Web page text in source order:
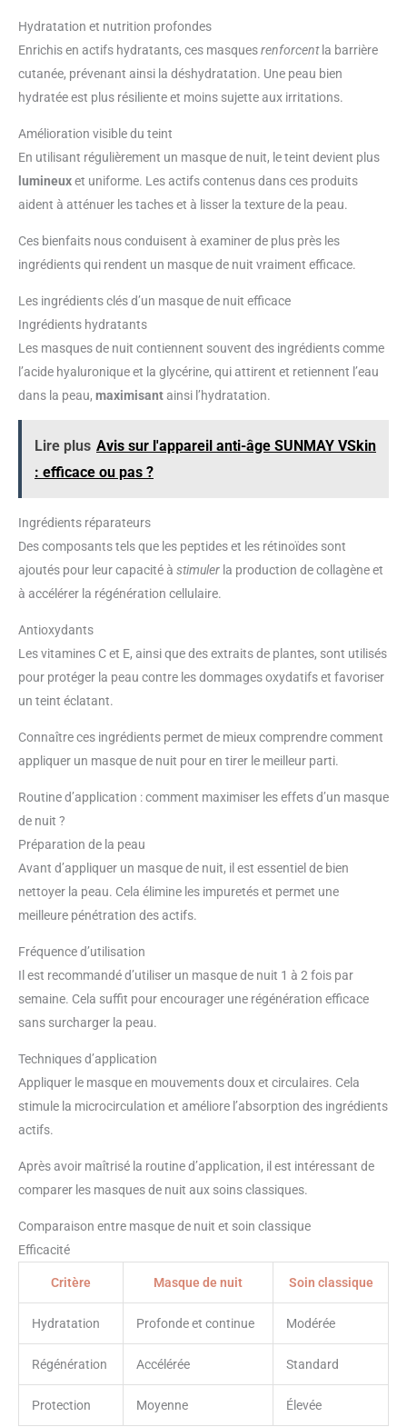
Hydratation et nutrition profondes
Enrichis en actifs hydratants, ces masquesrenforcentla barrière
cutanée, prévenant ainsi la déshydratation. Une peau bien
hydratée est plus résiliente et moins sujette aux irritations.
Amélioration visible du teint
En utilisant régulièrement un masque de nuit, le teint devient plus
lumineuxet uniforme. Les actifs contenus dans ces produits
aident à atténuer les taches et à lisser la texture de la peau.
Ces bienfaits nous conduisent à examiner de plus près les
ingrédients qui rendent un masque de nuit vraiment efficace.
Les ingrédients clés d’un masque de nuit efficace
Ingrédients hydratants
Les masques de nuit contiennent souvent des ingrédients comme
l’acide hyaluronique et la glycérine, qui attirent et retiennent l’eau
dans la peau, maximisantainsi l’hydratation.
Lire plus Avis sur l'appareil anti-âge SUNMAY VSkin
: efficace ou pas ?
Ingrédients réparateurs
Des composants tels que les peptides et les rétinoïdes sont
ajoutés pour leur capacité à stimuler la production de collagène et
à accélérer la régénération cellulaire.
Antioxydants
Les vitamines C et E, ainsi que des extraits de plantes, sont utilisés
pour protéger la peau contre les dommages oxydatifs et favoriser
un teint éclatant.
Connaître ces ingrédients permet de mieux comprendre comment
appliquer un masque de nuit pour en tirer le meilleur parti.
Routine d’application : comment maximiser les effets d’un masque
de nuit ?
Préparation de la peau
Avant d’appliquer un masque de nuit, il est essentiel de bien
nettoyer la peau. Cela élimine les impuretés et permet une
meilleure pénétration des actifs.
Fréquence d’utilisation
Il est recommandé d’utiliser un masque de nuit 1 à 2 fois par
semaine. Cela suffit pour encourager une régénération efficace
sans surcharger la peau.
Techniques d’application
Appliquer le masque en mouvements doux et circulaires. Cela
stimule la microcirculation et améliore l’absorption des ingrédients
actifs.
Après avoir maîtrisé la routine d’application, il est intéressant de
comparer les masques de nuit aux soins classiques.
Comparaison entre masque de nuit et soin classique
Efficacité
Critère Masque de nuit Soin classique
Hydratation Profonde et continue Modérée
Régénération Accélérée Standard
Protection Moyenne Élevée